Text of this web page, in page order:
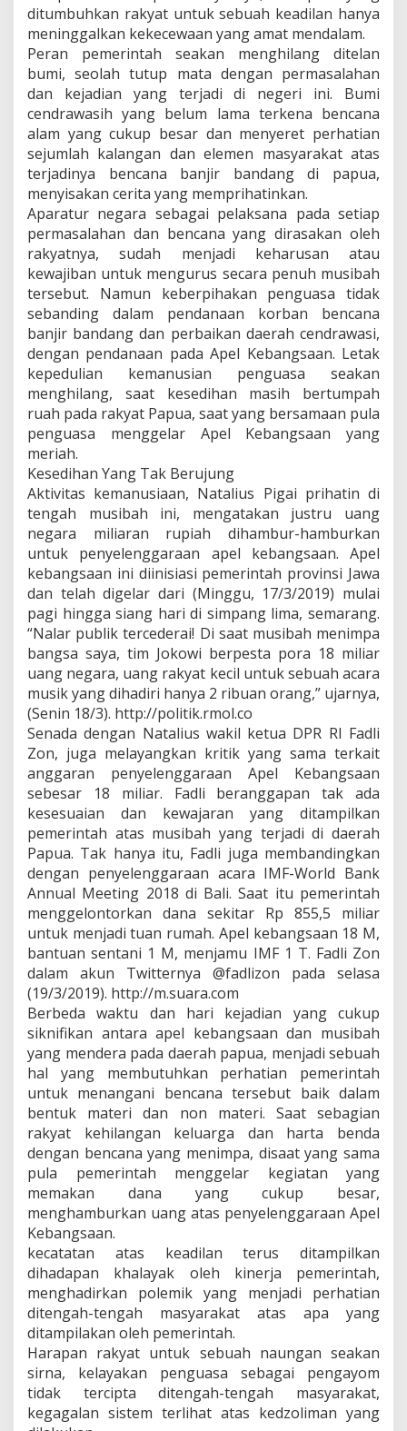
ditumbuhkan rakyat untuk sebuah keadilan hanya
meninggalkan kekecewaan yang amat mendalam.
Peran pemerintah seakan menghilang ditelan
bumi, seolah tutup mata dengan permasalahan
dan kejadian yang terjadi di negeri ini. Bumi
cendrawasih yang belum lama terkena bencana
alam yang cukup besar dan menyeret perhatian
sejumlah kalangan dan elemen masyarakat atas
terjadinya bencana banjir bandang di papua,
menyisakan cerita yang memprihatinkan.
Aparatur negara sebagai pelaksana pada setiap
permasalahan dan bencana yang dirasakan oleh
rakyatnya, sudah menjadi keharusan atau
kewajiban untuk mengurus secara penuh musibah
tersebut. Namun keberpihakan penguasa tidak
sebanding dalam pendanaan korban bencana
banjir bandang dan perbaikan daerah cendrawasi,
dengan pendanaan pada Apel Kebangsaan. Letak
kepedulian kemanusian penguasa seakan
menghilang, saat kesedihan masih bertumpah
ruah pada rakyat Papua, saat yang bersamaan pula
penguasa menggelar Apel Kebangsaan yang
meriah.
Kesedihan Yang Tak Berujung
Aktivitas kemanusiaan, Natalius Pigai prihatin di
tengah musibah ini, mengatakan justru uang
negara miliaran rupiah dihambur-hamburkan
untuk penyelenggaraan apel kebangsaan. Apel
kebangsaan ini diinisiasi pemerintah provinsi Jawa
dan telah digelar dari (Minggu, 17/3/2019) mulai
pagi hingga siang hari di simpang lima, semarang.
“Nalar publik tercederai! Di saat musibah menimpa
bangsa saya, tim Jokowi berpesta pora 18 miliar
uang negara, uang rakyat kecil untuk sebuah acara
musik yang dihadiri hanya 2 ribuan orang,” ujarnya,
(Senin 18/3). http://politik.rmol.co
Senada dengan Natalius wakil ketua DPR RI Fadli
Zon, juga melayangkan kritik yang sama terkait
anggaran penyelenggaraan Apel Kebangsaan
sebesar 18 miliar. Fadli beranggapan tak ada
kesesuaian dan kewajaran yang ditampilkan
pemerintah atas musibah yang terjadi di daerah
Papua. Tak hanya itu, Fadli juga membandingkan
dengan penyelenggaraan acara IMF-World Bank
Annual Meeting 2018 di Bali. Saat itu pemerintah
menggelontorkan dana sekitar Rp 855,5 miliar
untuk menjadi tuan rumah. Apel kebangsaan 18 M,
bantuan sentani 1 M, menjamu IMF 1 T. Fadli Zon
dalam akun Twitternya @fadlizon pada selasa
(19/3/2019). http://m.suara.com
Berbeda waktu dan hari kejadian yang cukup
siknifikan antara apel kebangsaan dan musibah
yang mendera pada daerah papua, menjadi sebuah
hal yang membutuhkan perhatian pemerintah
untuk menangani bencana tersebut baik dalam
bentuk materi dan non materi. Saat sebagian
rakyat kehilangan keluarga dan harta benda
dengan bencana yang menimpa, disaat yang sama
pula pemerintah menggelar kegiatan yang
memakan dana yang cukup besar,
menghamburkan uang atas penyelenggaraan Apel
Kebangsaan.
kecatatan atas keadilan terus ditampilkan
dihadapan khalayak oleh kinerja pemerintah,
menghadirkan polemik yang menjadi perhatian
ditengah-tengah masyarakat atas apa yang
ditampilakan oleh pemerintah.
Harapan rakyat untuk sebuah naungan seakan
sirna, kelayakan penguasa sebagai pengayom
tidak tercipta ditengah-tengah masyarakat,
kegagalan sistem terlihat atas kedzoliman yang